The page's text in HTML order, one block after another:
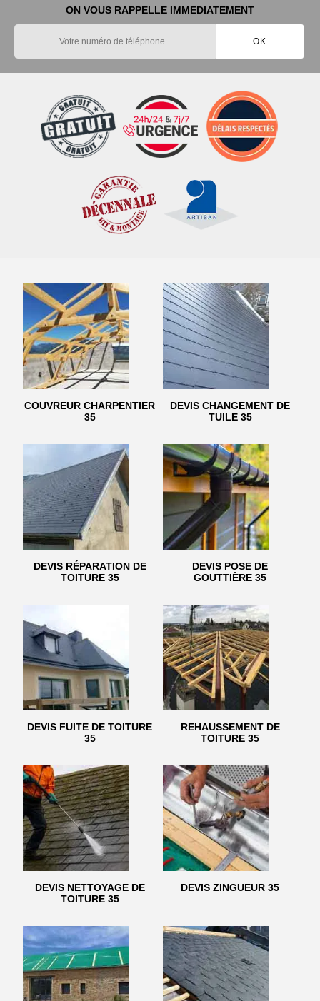
ON VOUS RAPPELLE IMMEDIATEMENT
COUVREUR CHARPENTIER
35
DEVIS CHANGEMENT DE
TUILE 35
DEVIS RÉPARATION DE
TOITURE 35
DEVIS POSE DE
GOUTTIÈRE 35
DEVIS FUITE DE TOITURE
35
REHAUSSEMENT DE
TOITURE 35
DEVIS NETTOYAGE DE
TOITURE 35
DEVIS ZINGUEUR 35